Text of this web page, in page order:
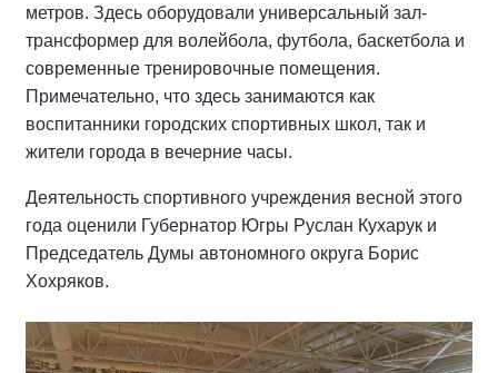
метров. Здесь оборудовали универсальный зал-
трансформер для волейбола, футбола, баскетбола и
современные тренировочные помещения.
Примечательно, что здесь занимаются как
воспитанники городских спортивных школ, так и
жители города в вечерние часы.
Деятельность спортивного учреждения весной этого
года оценили Губернатор Югры Руслан Кухарук и
Председатель Думы автономного округа Борис
Хохряков.